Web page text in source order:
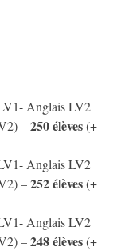
Anglais LV2
–250 élèves(+
Anglais LV2
–252 élèves(+
Anglais LV2
–248 élèves(+